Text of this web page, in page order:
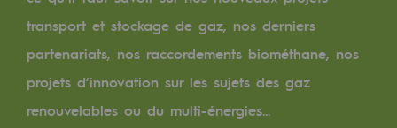
Transversalité et Collaboratif
Notre culture et nos valeurs
Une organisation certifiée
transport et stockage de gaz, nos derniers
partenariats, nos raccordements biométhane, nos
projets d’innovation sur les sujets des gaz
renouvelables ou du multi-énergies...